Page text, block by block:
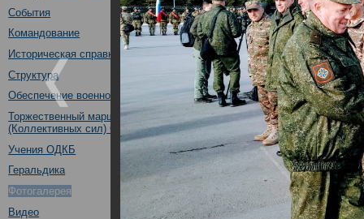
События
Командование
Историческая справка
Структура
Обеспечение военной безопасности
Торжественный марш Войск
(Коллективных сил) ОДКБ
Учения ОДКБ
Геральдика
Фотогалерея
Видео
"Мулино", Нижегородская
16.10.2019